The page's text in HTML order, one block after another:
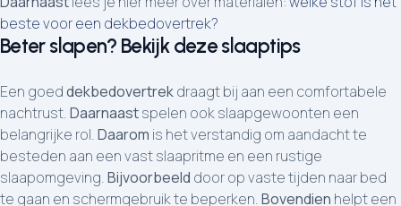
beste voor een dekbedovertrek?
Beter slapen? Bekijk deze slaaptips
Een goeddekbedovertrekdraagt bij aan een comfortabele
nachtrust.Daarnaastspelen ook slaapgewoonten een
belangrijke rol.Daarom is het verstandig om aandacht te
besteden aan een vast slaapritme en een rustige
slaapomgeving.Bijvoorbeeld door op vaste tijden naar bed
te gaan en schermgebruik te beperken.Bovendien helpt een